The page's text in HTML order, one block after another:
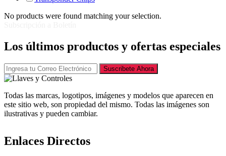
No products were found matching your selection.
Los últimos productos y ofertas especiales
Suscribete Ahora
Todas las marcas, logotipos, imágenes y modelos que aparecen en
este sitio web, son propiedad del mismo. Todas las imágenes son
ilustrativas y pueden cambiar.
Enlaces Directos